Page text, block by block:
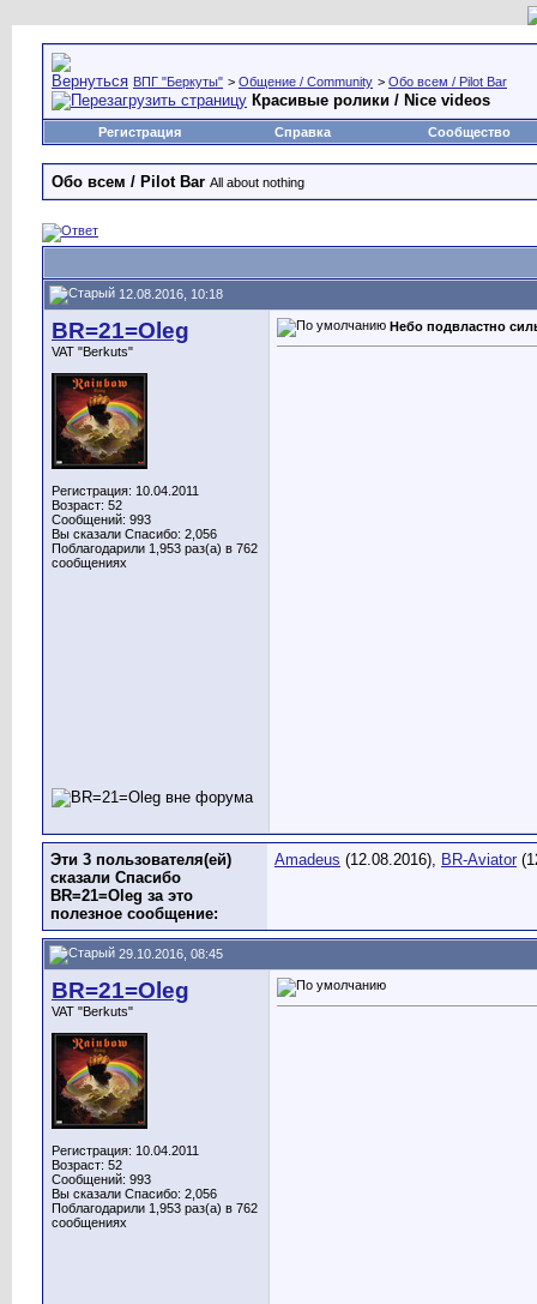
ВПГ "Беркуты" > Общение / Community > Обо всем / Pilot Bar
Красивые ролики / Nice videos
Регистрация Справка Сообщество
Обо всем / Pilot Bar All about nothing
12.08.2016, 10:18
BR=21=Oleg
VAT "Berkuts"
Регистрация: 10.04.2011
Возраст: 52
Сообщений: 993
Вы сказали Спасибо: 2,056
Поблагодарили 1,953 раз(а) в 762
сообщениях
Небо подвластно
Эти 3 пользователя(ей)
сказали Спасибо
BR=21=Oleg за это
полезное сообщение:
Amadeus (12.08.2016), BR-Aviator
29.10.2016, 08:45
BR=21=Oleg
VAT "Berkuts"
Регистрация: 10.04.2011
Возраст: 52
Сообщений: 993
Вы сказали Спасибо: 2,056
Поблагодарили 1,953 раз(а) в 762
сообщениях